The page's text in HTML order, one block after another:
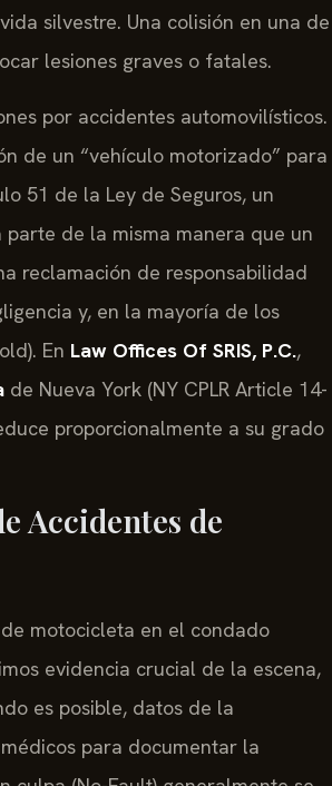
silvestre. Una colisión en una de
lesiones graves o fatales.
por accidentes automovilísticos.
de un “vehículo motorizado” para
51 de la Ley de Seguros, un
de la misma manera que un
reclamación de responsabilidad
y, en la mayoría de los
En Law Offices Of SRIS, P.C.,
de Nueva York (NY CPLR Article 14-
proporcionalmente a su grado
Accidentes de
motocicleta en el condado
evidencia crucial de la escena,
es posible, datos de la
para documentar la